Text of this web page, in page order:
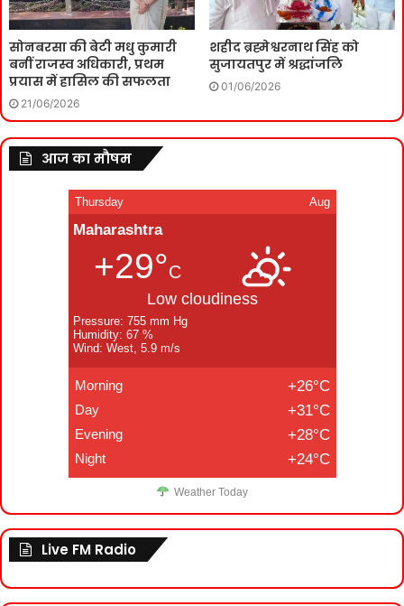
सोनबरसा की बेटी मधु कुमारी
बनीं राजस्व अधिकारी, प्रथम
प्रयास में हासिल की सफलता
21/06/2026
शहीद ब्रह्मेश्वरनाथ सिंह को
सुजायतपुर में श्रद्धांजलि
01/06/2026
आज का मौषम
Thursday Aug
Maharashtra
+29°C
Low cloudiness
Pressure: 755 mm Hg
Humidity: 67 %
Wind: West, 5.9 m/s
Morning +26°C
Day +31°C
Evening +28°C
Night +24°C
Weather Today
Live FM Radio